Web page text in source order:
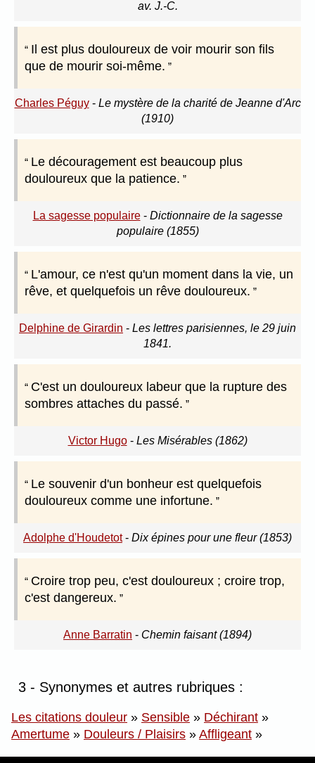
av. J.-C.
Il est plus douloureux de voir mourir son fils
que de mourir soi-même.
Charles Péguy- Le mystère de la charité de Jeanne d'Arc
(1910)
Le découragement est beaucoup plus
douloureux que la patience.
La sagesse populaire- Dictionnaire de la sagesse
populaire (1855)
L'amour, ce n'est qu'un moment dans la vie, un
rêve, et quelquefois un rêve douloureux.
Delphine de Girardin - Les lettres parisiennes, le 29 juin
1841.
C'est un douloureux labeur que la rupture des
sombres attaches du passé.
Victor Hugo- Les Misérables (1862)
Le souvenir d'un bonheur est quelquefois
douloureux comme une infortune.
Adolphe d'Houdetot- Dix épines pour une fleur (1853)
Croire trop peu, c'est douloureux ; croire trop,
c'est dangereux.
Anne Barratin - Chemin faisant (1894)
3 - Synonymes et autres rubriques :
Les citations douleur » Sensible » Déchirant »
Amertume » Douleurs / Plaisirs » Affligeant »